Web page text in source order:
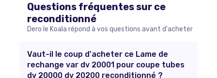
Questions fréquentes sur ce
reconditionné
Dero le Koala répond à vos questions avant d'acheter
Vaut-il le coup d'acheter ce Lame de
rechange var dv 20001 pour coupe tubes
dv 20000 dv 20200 reconditionné ?